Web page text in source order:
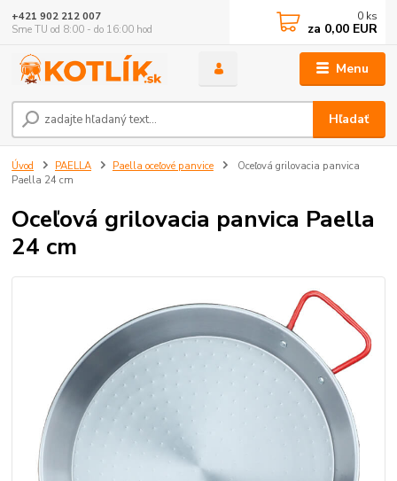
Menu
Hľadať
+421 902 212 007
Sme TU od 8:00 - do 16:00 hod
0 ks
za 0,00 EUR
Úvod PAELLA Paella oceľové panvice
Oceľová grilovacia panvica
Paella 24 cm
Oceľová grilovacia panvica Paella
24 cm